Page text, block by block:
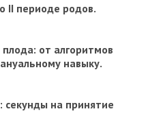
II периоде родов.
от алгоритмов
навыку.
на принятие